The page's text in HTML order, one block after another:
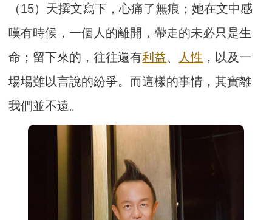
（15）天撰文寫下，心痛了無痕；她在文中感
嘆有時候，一個人的離開，帶走的未必只是生
命；留下來的，往往還有利益、 人性 ，以及一
場場難以言說的紛爭。而這樣的事情，其實離
我們並不遠。